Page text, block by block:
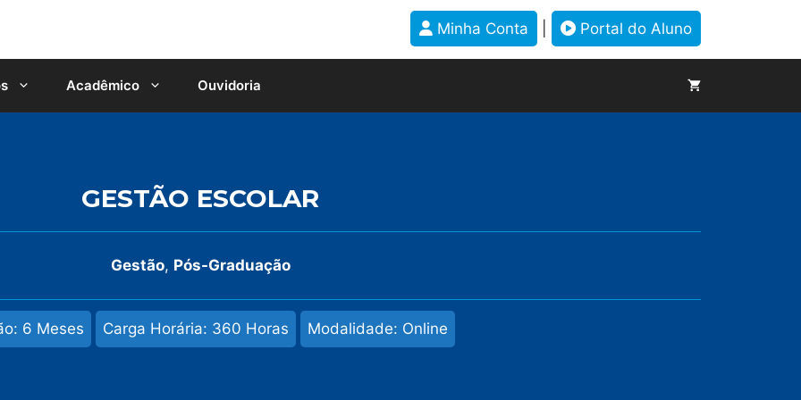
Minha Conta Portal do Aluno
Acadêmico Ouvidoria
GESTÃO ESCOLAR
Gestão, Pós-Graduação
6 Meses Carga Horária: 360 Horas Modalidade: Online